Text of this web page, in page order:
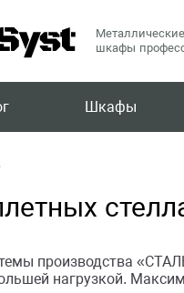
шкафы
Шкафы
производства
нагрузкой.